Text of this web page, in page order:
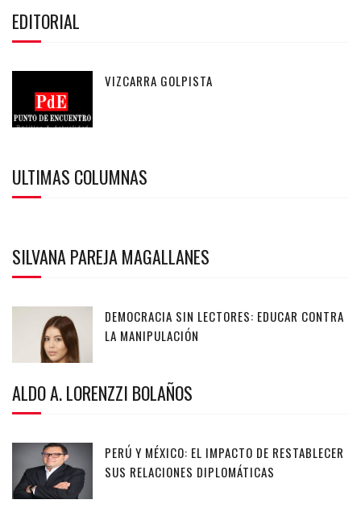
EDITORIAL
VIZCARRA GOLPISTA
ULTIMAS COLUMNAS
SILVANA PAREJA MAGALLANES
DEMOCRACIA SIN LECTORES: EDUCAR CONTRA
LA MANIPULACIÓN
ALDO A. LORENZZI BOLAÑOS
PERÚ Y MÉXICO: EL IMPACTO DE RESTABLECER
SUS RELACIONES DIPLOMÁTICAS